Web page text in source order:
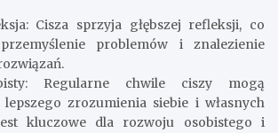
Cisza sprzyja głębszej refleksji, co
problemów i znalezienie
Regularne chwile ciszy mogą
zrozumienia siebie i własnych
kluczowe dla rozwoju osobistego i